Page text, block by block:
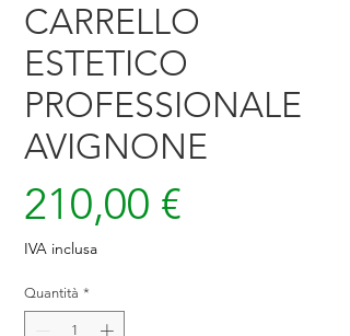
CARRELLO
ESTETICO
PROFESSIONALE
AVIGNONE
210,00 €
IVA inclusa
Quantità *